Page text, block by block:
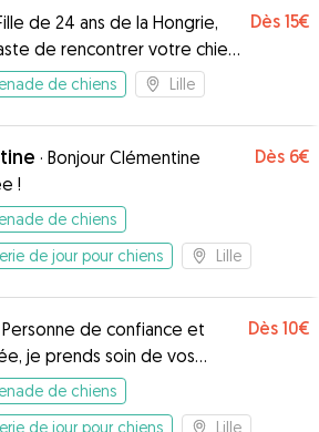
de 24 ans de la Hongrie,
de rencontrer votre chien
Dès 15€
de chiens Lille
· Bonjour Clémentine
!
Dès 6€
de chiens
de jour pour chiens
Lille
Personne de confiance et
je prends soin de vos
s’ils étaient les miens !”
Dès 10€
de chiens
de jour pour chiens
Lille